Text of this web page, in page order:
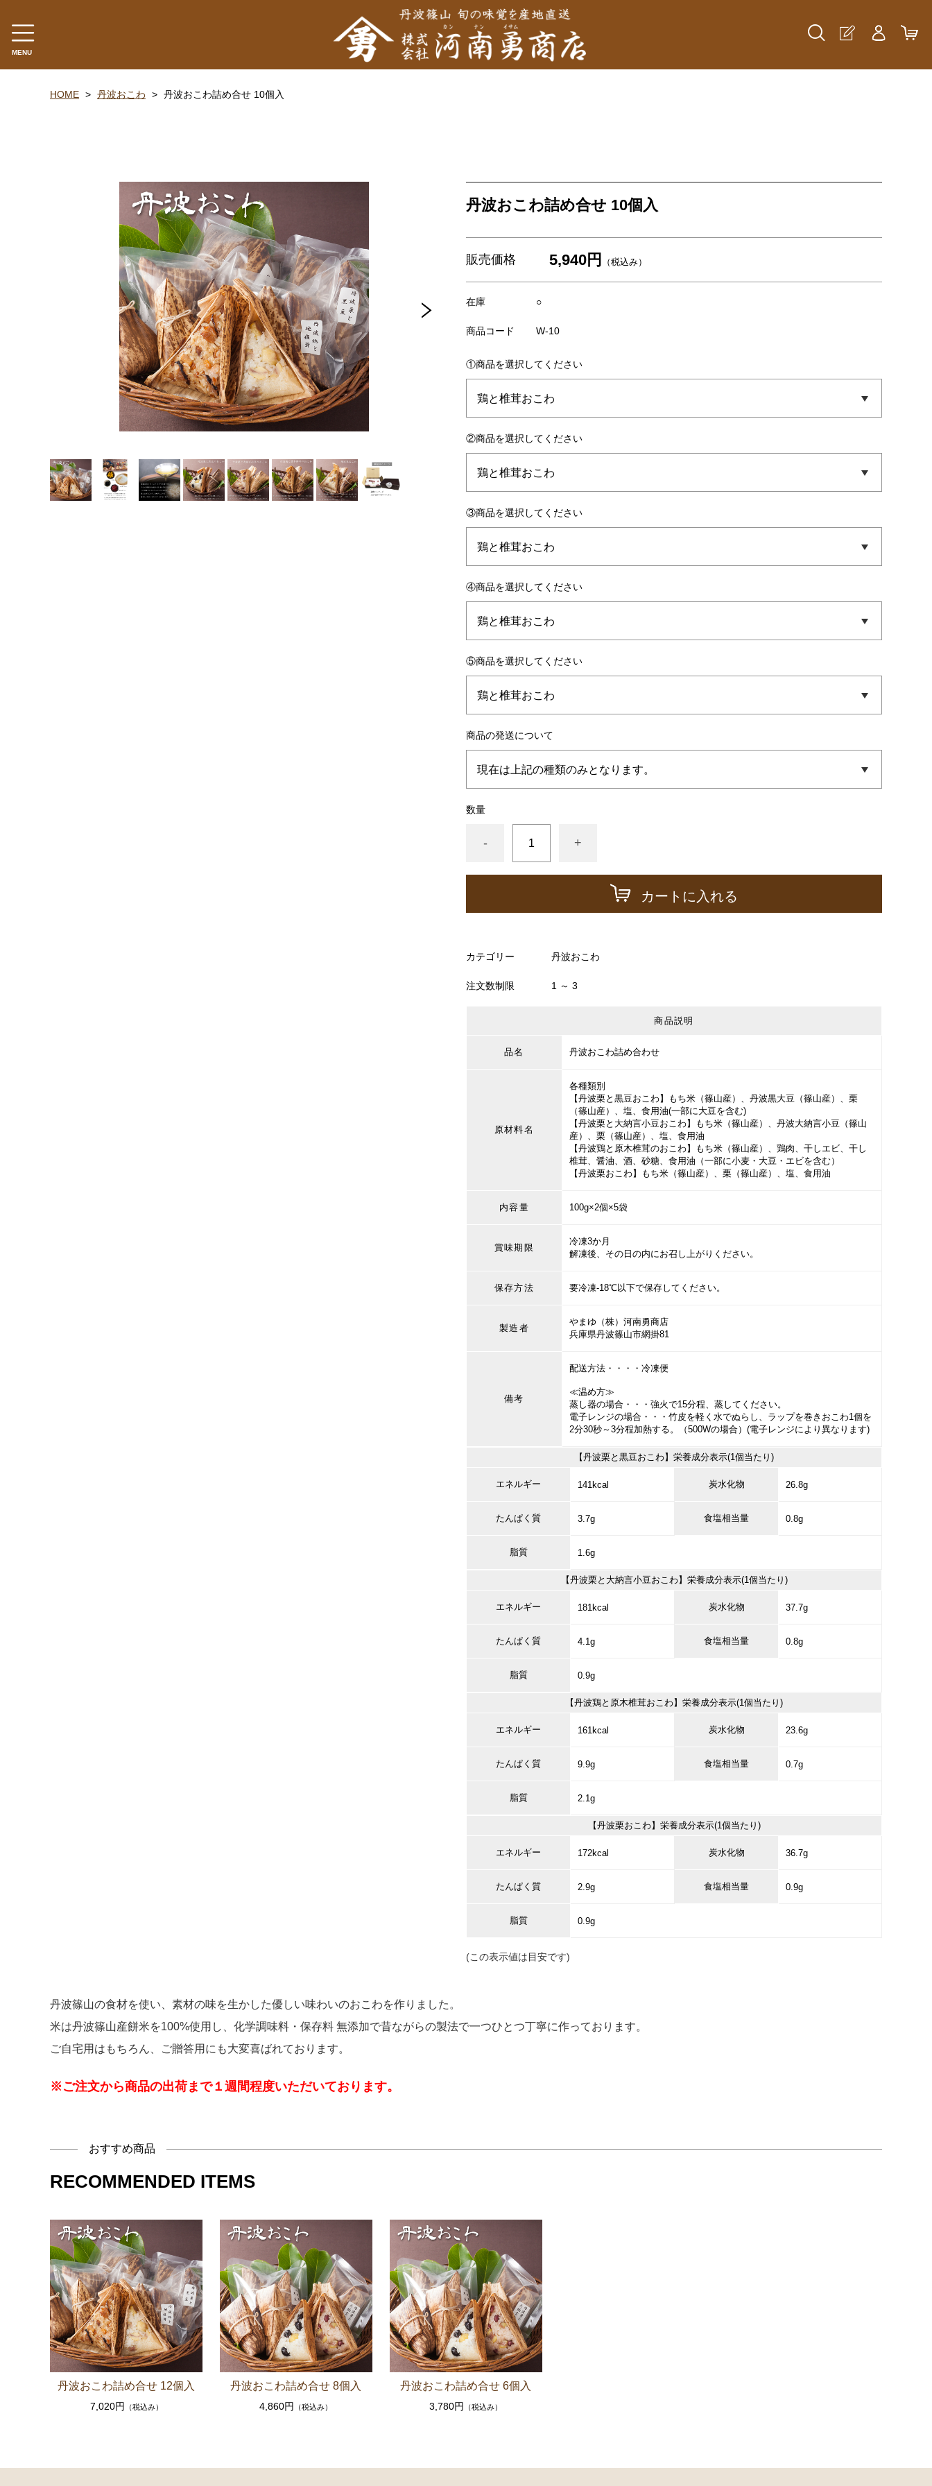
MENU
HOME 丹波おこわ 丹波おこわ詰め合せ 10個入
丹波おこわ詰め合せ 10個入
販売価格 5,940円 （税込み）
在庫 ○
商品コード W-10
①商品を選択してください
②商品を選択してください
③商品を選択してください
④商品を選択してください
⑤商品を選択してください
商品の発送について
数量
- +
カートに入れる
カテゴリー 丹波おこわ
注文数制限 1 ～ 3
商品説明
品名 丹波おこわ詰め合わせ
原材料名
各種類別
【丹波栗と黒豆おこわ】もち米（篠山産）、丹波黒大豆（篠山産）、栗
（篠山産）、塩、食用油(一部に大豆を含む)
【丹波栗と大納言小豆おこわ】もち米（篠山産）、丹波大納言小豆（篠山
産）、栗（篠山産）、塩、食用油
【丹波鶏と原木椎茸のおこわ】もち米（篠山産）、鶏肉、干しエビ、干し
椎茸、醤油、酒、砂糖、食用油（一部に小麦・大豆・エビを含む）
【丹波栗おこわ】もち米（篠山産）、栗（篠山産）、塩、食用油
内容量 100g×2個×5袋
賞味期限
冷凍3か月
解凍後、その日の内にお召し上がりください。
保存方法 要冷凍-18℃以下で保存してください。
製造者
やまゆ（株）河南勇商店
兵庫県丹波篠山市網掛81
備考
配送方法・・・・冷凍便
≪温め方≫
蒸し器の場合・・・強火で15分程、蒸してください。
電子レンジの場合・・・竹皮を軽く水でぬらし、ラップを巻きおこわ1個を
2分30秒～3分程加熱する。（500Wの場合）(電子レンジにより異なります)
【丹波栗と黒豆おこわ】栄養成分表示(1個当たり)
エネルギー 141kcal 炭水化物 26.8g
たんぱく質 3.7g 食塩相当量 0.8g
脂質 1.6g
【丹波栗と大納言小豆おこわ】栄養成分表示(1個当たり)
エネルギー 181kcal 炭水化物 37.7g
たんぱく質 4.1g 食塩相当量 0.8g
脂質 0.9g
【丹波鶏と原木椎茸おこわ】栄養成分表示(1個当たり)
エネルギー 161kcal 炭水化物 23.6g
たんぱく質 9.9g 食塩相当量 0.7g
脂質 2.1g
【丹波栗おこわ】栄養成分表示(1個当たり)
エネルギー 172kcal 炭水化物 36.7g
たんぱく質 2.9g 食塩相当量 0.9g
脂質 0.9g
(この表示値は目安です)
丹波篠山の食材を使い、素材の味を生かした優しい味わいのおこわを作りました。
米は丹波篠山産餅米を100%使用し、化学調味料・保存料 無添加で昔ながらの製法で一つひとつ丁寧に作っております。
ご自宅用はもちろん、ご贈答用にも大変喜ばれております。
※ご注文から商品の出荷まで１週間程度いただいております。
おすすめ商品
RECOMMENDED ITEMS
丹波おこわ詰め合せ 12個入
7,020円 （税込み）
丹波おこわ詰め合せ 8個入
4,860円 （税込み）
丹波おこわ詰め合せ 6個入
3,780円 （税込み）